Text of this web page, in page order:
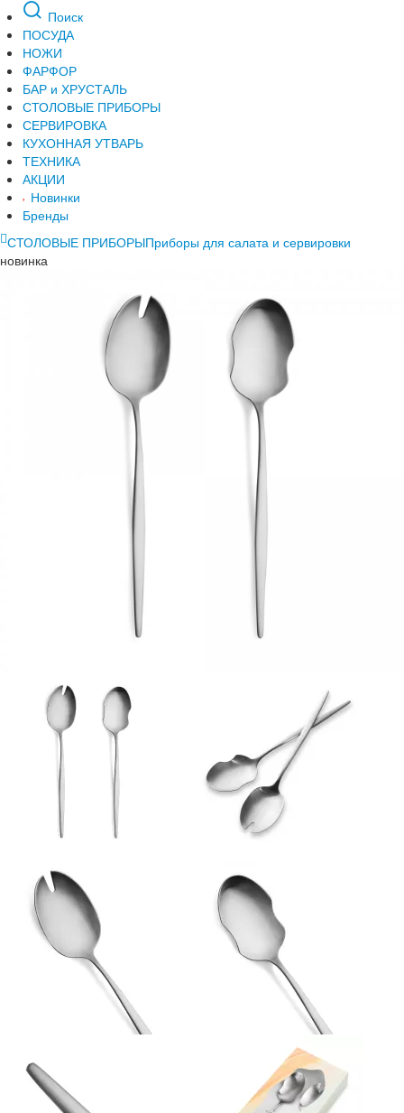
Поиск
ПОСУДА
НОЖИ
ФАРФОР
БАР и ХРУСТАЛЬ
СТОЛОВЫЕ ПРИБОРЫ
СЕРВИРОВКА
КУХОННАЯ УТВАРЬ
ТЕХНИКА
АКЦИИ
Новинки
Бренды
СТОЛОВЫЕ ПРИБОРЫПриборы для салата и сервировки
новинка